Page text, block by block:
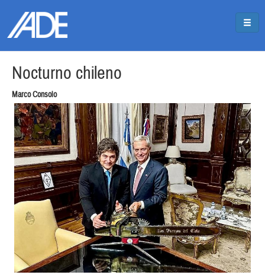
Nocturno chileno
Marco Consolo